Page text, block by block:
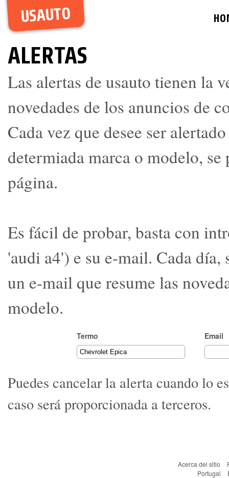
USAUTO
ALERTAS
Las alertas de usauto tienen la
novedades de los anuncios de
Cada vez que desee ser
determiada marca o modelo,
página.
Es fácil de probar, basta con
'audi a4') e su e-mail. Cada día,
un e-mail que resume las
modelo.
Termo Email
Puedes cancelar la alerta cuando lo
caso será proporcionada a terceros.
Acerca del sitio
Portugal